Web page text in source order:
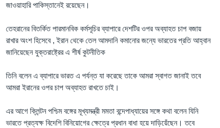
জাওয়াহারি পাকিস্তানেই রয়েছেন।
তেহরানের বিতর্কিত পারমানবিক কর্মসূচির ব্যাপারে দেশটির ওপর অব্যাহত চাপ বজায়
রাখার অংশ হিসেবে , ইরান থেকে তেল আমদানি কমানোর জন্যে ভারতের প্রতি আহ্বান
জানিয়েছেন যুক্তরাষ্ট্রের এ শীর্ষ কুটনীতিক
তিনি বলেন এ ব্যাপারে ভারত এ পর্যন্ত যা করেছে তাকে আমরা স্বাগত জানাই তবে
আমরা ইরানের ওপর চাপ অব্যাহত রাখতে চাই।
এর আগে ক্লিন্টন পশ্চিম বঙ্গের মূখ্যমন্ত্রী মমতা বন্দেপাধ্যায়ের সঙ্গে কথা বলেন যিনি
ভারতে প্রত্যক্ষ বিদেশি বিনিয়োগের ক্ষেত্রে প্রধান বাধা হয়ে দাড়িয়েঁছেন। তবে